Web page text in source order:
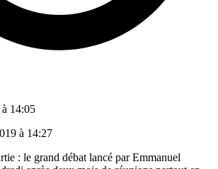
14:05
à 14:27
: le grand débat lancé par Emmanuel